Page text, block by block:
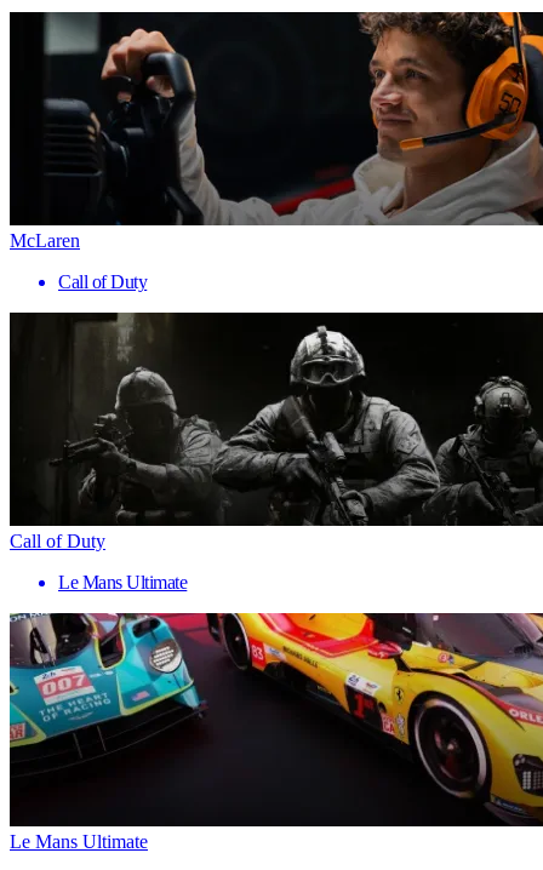
McLaren
Call of Duty
Call of Duty
Le Mans Ultimate
Le Mans Ultimate